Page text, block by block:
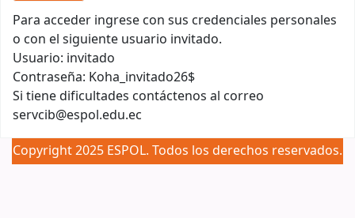
Para acceder ingrese con sus credenciales personales
o con el siguiente usuario invitado.
Usuario: invitado
Contraseña: Koha_invitado26$
Si tiene dificultades contáctenos al correo
servcib@espol.edu.ec
Copyright 2025 ESPOL. Todos los derechos reservados.